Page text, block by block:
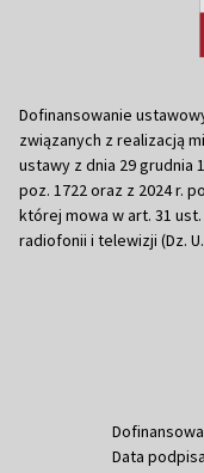
Dofinansowanie
związanych z realizacją
ustawy z dnia 29 grudnia
poz. 1722 oraz z 2024 r.
której mowa w art. 31
radiofonii i telewizji (Dz.
Data